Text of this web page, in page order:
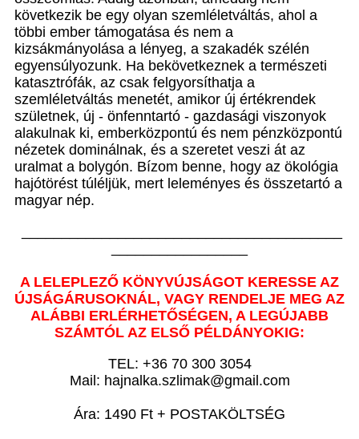
következik be egy olyan szemléletváltás, ahol a
többi ember támogatása és nem a
kizsákmányolása a lényeg, a szakadék szélén
egyensúlyozunk. Ha bekövetkeznek a természeti
katasztrófák, az csak felgyorsíthatja a
szemléletváltás menetét, amikor új értékrendek
születnek, új - önfenntartó - gazdasági viszonyok
alakulnak ki, emberközpontú és nem pénzközpontú
nézetek dominálnak, és a szeretet veszi át az
uralmat a bolygón. Bízom benne, hogy az ökológia
hajótörést túléljük, mert leleményes és összetartó a
magyar nép.
A LELEPLEZŐ KÖNYVÚJSÁGOT KERESSE AZ
ÚJSÁGÁRUSOKNÁL, VAGY RENDELJE MEG AZ
ALÁBBI ERLÉRHETŐSÉGEN, A LEGÚJABB
SZÁMTÓL AZ ELSŐ PÉLDÁNYOKIG:
TEL: +36 70 300 3054
Mail: hajnalka.szlimak@gmail.com
Ára: 1490 Ft + POSTAKÖLTSÉG